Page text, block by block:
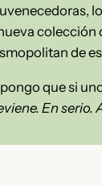
colección
de
que si
En serio.